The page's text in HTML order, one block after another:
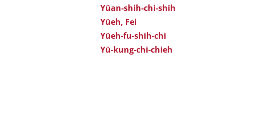
Yüan-shih-chi-shih
Yüeh, Fei
Yüeh-fu-shih-chi
Yü-kung-chi-chieh